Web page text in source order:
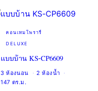
คอนเทมโพรารี่
DELUXE
แบบบ้าน KS-CP6609
3 ห้องนอน
2 ห้องน้ำ
147 ตร.ม.